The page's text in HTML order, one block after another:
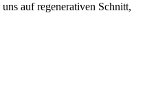
auf regenera­tiven Schnitt,